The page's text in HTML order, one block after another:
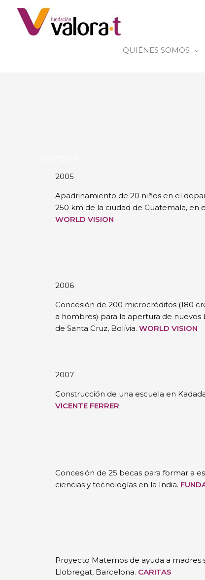
contenido
QUIÉNES SOMOS
2005
Apadrinamiento de 20 niños en el
250 km de la ciudad de Guatemala, en
WORLD VISION
2006
Concesión de 200 microcréditos (180
a hombres) para la apertura de
de Santa Cruz, Bolívia. WORLD VISION
2007
Construcción de una escuela en
VICENTE FERRER
Concesión de 25 becas para formar a
ciencias y tecnologías en la India.
Proyecto Maternos de ayuda a madres
Llobregat, Barcelona. CARITAS